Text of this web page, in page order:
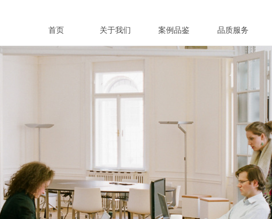
首页 关于我们 案例品鉴 品质服务